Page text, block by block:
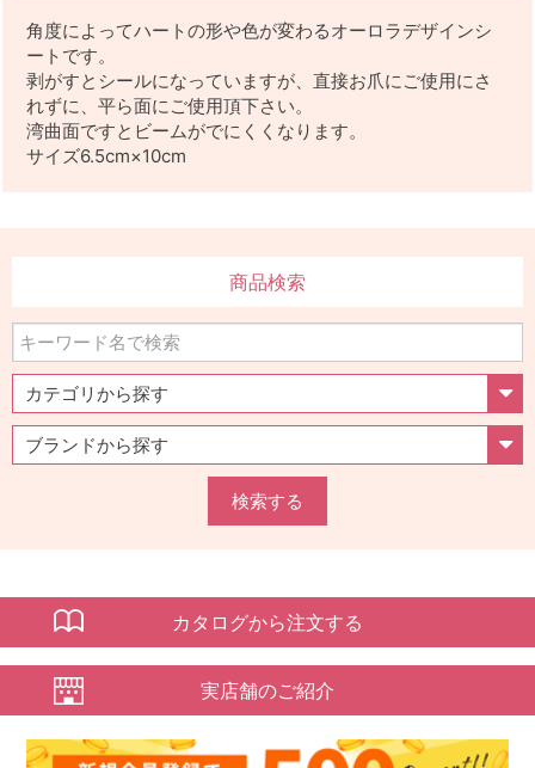
角度によってハートの形や色が変わるオーロラデザインシ
ートです。
剥がすとシールになっていますが、直接お爪にご使用にさ
れずに、平ら面にご使用頂下さい。
湾曲面ですとビームがでにくくなります。
サイズ6.5cm×10cm
商品検索
検索する
カタログから注文する
実店舗のご紹介